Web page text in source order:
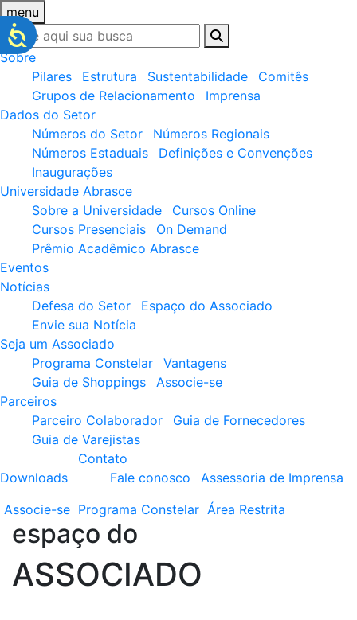
menu
Sobre
Pilares
Estrutura Sustentabilidade
Comitês
Grupos de Relacionamento
Imprensa
Dados do Setor
Números do Setor
Números Regionais
Números Estaduais
Definições e Convenções
Inaugurações
Universidade Abrasce
Sobre a Universidade
Cursos Online
Cursos Presenciais
On Demand
Prêmio Acadêmico Abrasce
Eventos
Notícias
Defesa do Setor
Espaço do Associado
Envie sua Notícia
Seja um Associado
Programa Constelar
Vantagens
Guia de Shoppings
Associe-se
Parceiros
Parceiro Colaborador
Guia de Fornecedores
Guia de Varejistas
Downloads
Contato
Fale conosco
Assessoria de Imprensa
Associe-se Programa Constelar Área Restrita
espaço do
ASSOCIADO